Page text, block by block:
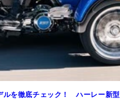
ルを徹底チェック！ ハーレー新型